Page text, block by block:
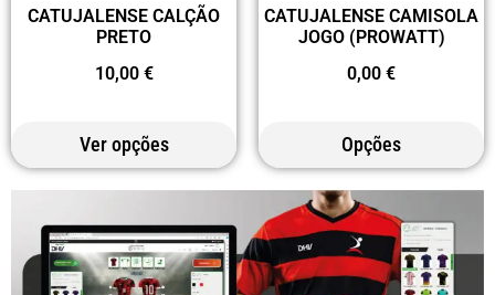
CATUJALENSE CALÇÃO
PRETO
10,00 €
Ver opções
CATUJALENSE CAMISOLA
JOGO (PROWATT)
0,00 €
Opções